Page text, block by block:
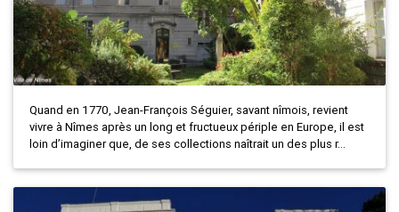
Quand en 1770, Jean-François Séguier, savant nîmois, revient
vivre à Nîmes après un long et fructueux périple en Europe, il est
loin d’imaginer que, de ses collections naîtrait un des plus r...